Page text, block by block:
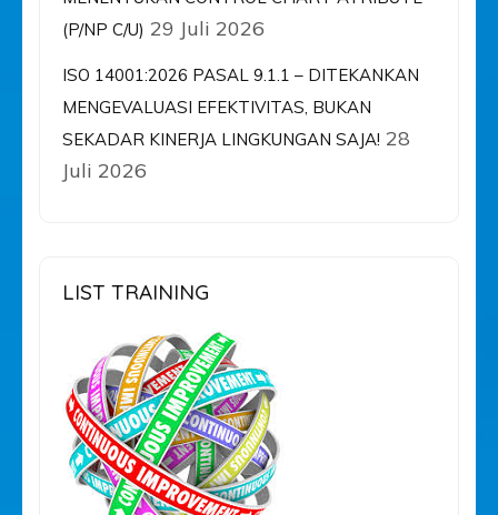
(P/NP C/U) 29 Juli 2026
ISO 14001:2026 PASAL 9.1.1 – DITEKANKAN
MENGEVALUASI EFEKTIVITAS, BUKAN
SEKADAR KINERJA LINGKUNGAN SAJA! 28
Juli 2026
LIST TRAINING